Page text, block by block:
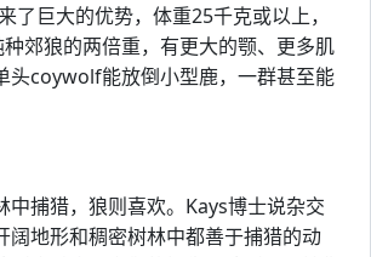
了巨大的优势，体重25千克或以上，
郊狼的两倍重，有更大的颚、更多肌
头coywolf能放倒小型鹿，一群甚至能
中捕猎，狼则喜欢。Kays博士说杂交
阔地形和稠密树林中都善于捕猎的动